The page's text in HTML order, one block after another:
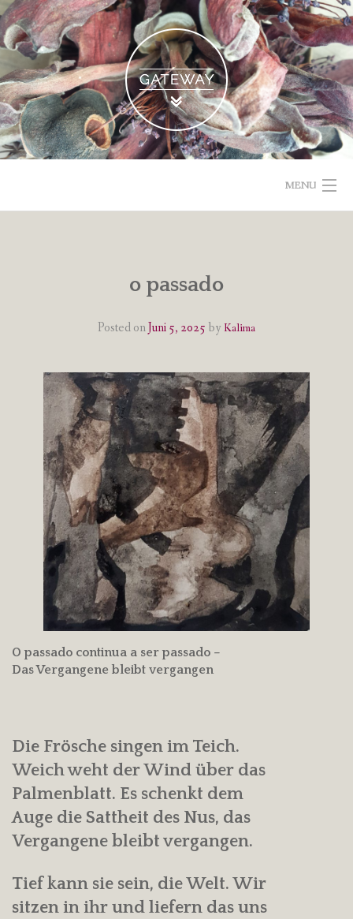
Skip
to
content
MENU
o passado
Posted onJuni 5, 2025 by Kalima
O passado continua a ser passado –
Das Vergangene bleibt vergangen
Die Frösche singen im Teich.
Weich weht der Wind über das
Palmenblatt. Es schenkt dem
Auge die Sattheit des Nus, das
Vergangene bleibt vergangen.
Tief kann sie sein, die Welt. Wir
sitzen in ihr und liefern das uns